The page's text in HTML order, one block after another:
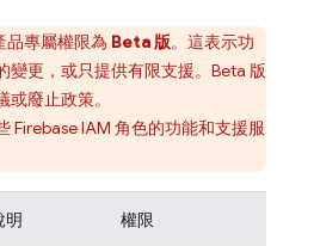
品專屬權限為 Beta 版。這表示功
變更，或只提供有限支援。Beta 版
廢止政策。
Firebase IAM 角色的功能和支援服
明 權限